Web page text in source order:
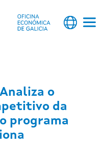
o
da
programa